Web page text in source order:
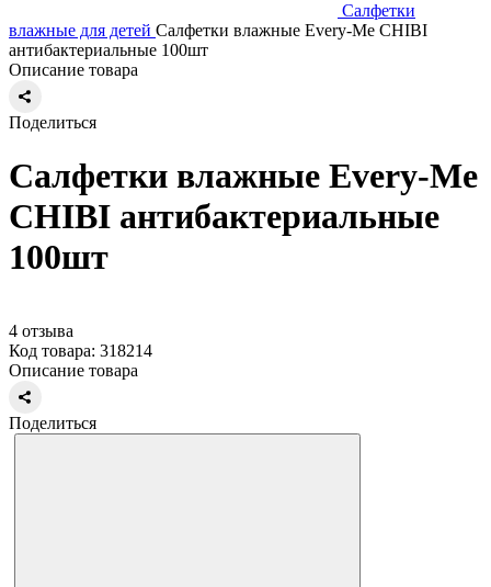
Салфетки
влажные для детей Салфетки влажные Every-Me CHIBI
антибактериальные 100шт
Описание товара
Поделиться
Салфетки влажные Every-Me
CHIBI антибактериальные
100шт
4 отзыва
Код товара: 318214
Описание товара
Поделиться